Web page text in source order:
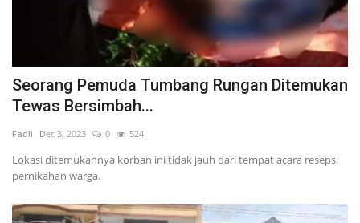
Seorang Pemuda Tumbang Rungan Ditemukan
Tewas Bersimbah...
Fadli Dec 3, 2023 0 524
Lokasi ditemukannya korban ini tidak jauh dari tempat acara resepsi
pernikahan warga.